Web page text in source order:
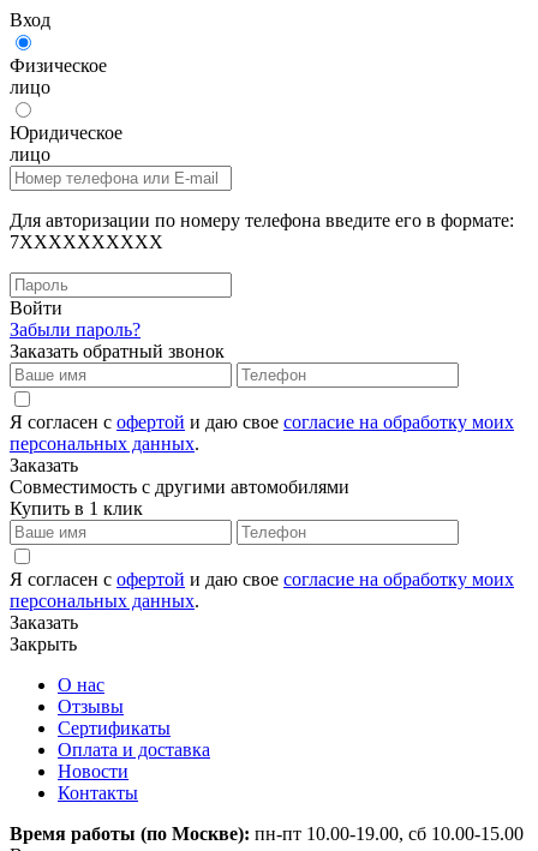
Вход
Физическое
лицо
Юридическое
лицо
Для авторизации по номеру телефона введите его в формате:
7XXXXXXXXXX
Войти
Забыли пароль?
Заказать обратный звонок
Я согласен с офертой и даю свое согласие на обработку моих
персональных данных.
Заказать
Совместимость с другими автомобилями
Купить в 1 клик
Я согласен с офертой и даю свое согласие на обработку моих
персональных данных.
Заказать
Закрыть
О нас
Отзывы
Сертификаты
Оплата и доставка
Новости
Контакты
Время работы (по Москве): пн-пт 10.00-19.00, сб 10.00-15.00